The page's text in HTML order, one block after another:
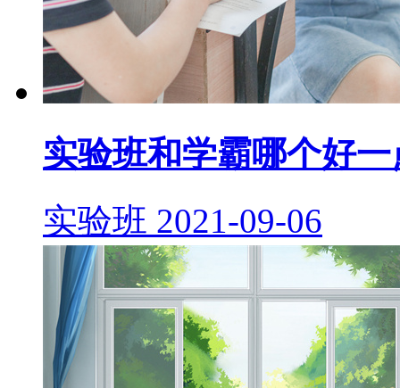
实验班和学霸哪个好一
实验班 2021-09-06